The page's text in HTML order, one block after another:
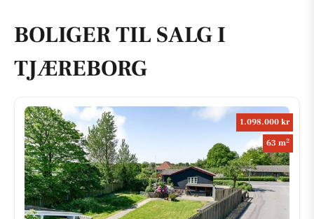
BOLIGER TIL SALG I
TJÆREBORG
1.098.000 kr
63 m2